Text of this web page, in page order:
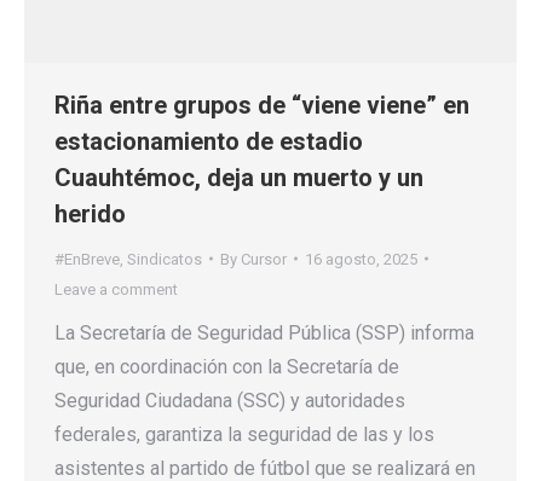
Riña entre grupos de “viene viene” en
estacionamiento de estadio
Cuauhtémoc, deja un muerto y un
herido
#EnBreve Sindicatos By Cursor
16 agosto, 2025
Leave a comment
La Secretaría de Seguridad Pública (SSP) informa
que, en coordinación con la Secretaría de
Seguridad Ciudadana (SSC) y autoridades
federales, garantiza la seguridad de las y los
asistentes al partido de fútbol que se realizará en